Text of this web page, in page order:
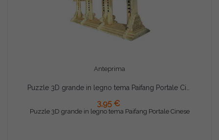
Anteprima
3,95 €
Puzzle 3D grande in legno tema Paifang Portale Cinese
AGGIUNGI AL CARRELLO